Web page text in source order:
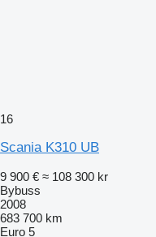
16
Scania K310 UB
9 900 € ≈ 108 300 kr
Bybuss
2008
683 700 km
Euro 5